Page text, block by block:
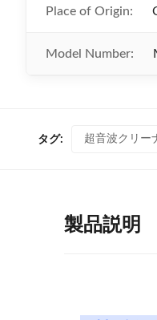
Place of Origin:
Model Number:
タグ: 超音波クリー
製品説明